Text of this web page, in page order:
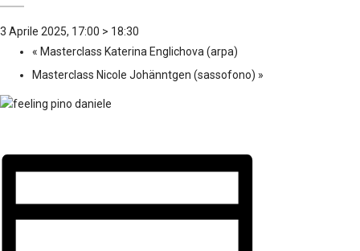
3 Aprile 2025, 17:00 > 18:30
« Masterclass Katerina Englichova (arpa)
Masterclass Nicole Johänntgen (sassofono) »